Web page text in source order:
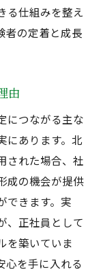
る仕組みを整え
者の定着と成長
由
につながる主な
にあります。北
された場合、社
成の機会が提供
できます。実
、正社員として
を築いていま
心を手に入れる